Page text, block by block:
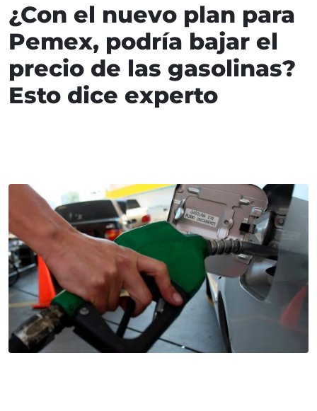
¿Con el nuevo plan para
Pemex, podría bajar el
precio de las gasolinas?
Esto dice experto